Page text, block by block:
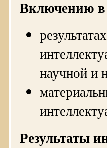
Включению в
научной и
Результаты